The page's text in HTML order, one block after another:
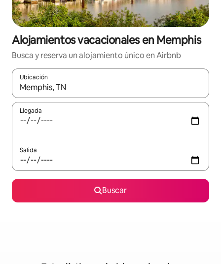
Alojamientos vacacionales en Memphis
Busca y reserva un alojamiento único en Airbnb
Ubicación
Cuando los resultados estén disponibles, podrás navegar
Llegada
Salida
Buscar